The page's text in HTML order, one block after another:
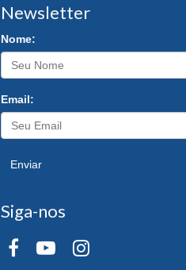
Newsletter
Nome:
Email:
Enviar
Siga-nos